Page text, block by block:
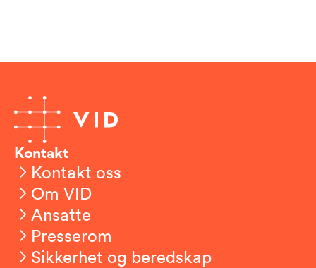
Kontakt
Kontakt oss
Om VID
Ansatte
Presserom
Sikkerhet og beredskap